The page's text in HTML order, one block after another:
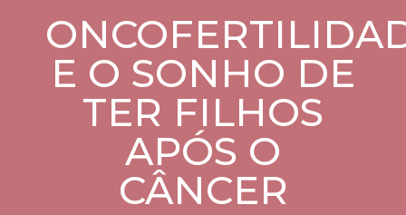
E O SONHO DE
TER FILHOS
APÓS O
CÂNCER